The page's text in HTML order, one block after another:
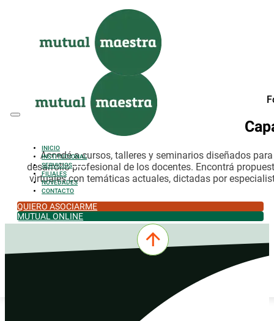
Saltar al pie de página
INICIO
INSTITUCIONAL
SERVICIOS
FILIALES
NOVEDADES
CONTACTO
QUIERO ASOCIARME
MUTUAL ONLINE
Accedé a cursos, talleres y seminarios diseñados
desarrollo profesional de los docentes. Encontrá
virtuales con temáticas actuales, dictadas por